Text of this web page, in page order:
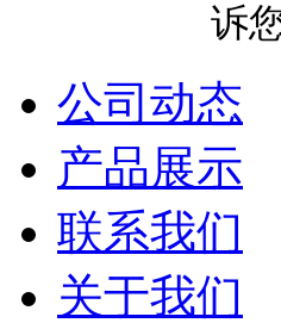
诉
公司动态
产品展示
联系我们
关于我们